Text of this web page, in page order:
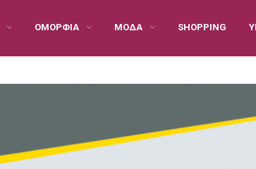
ΟΜΟΡΦΙΆ ΜΌΔΑ SHOPPING